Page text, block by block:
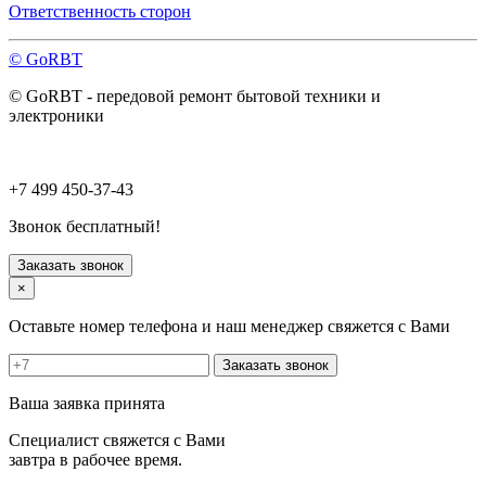
Пересвет
Подольск
Протвино
Пущино
Раменское
Руза
Сергиев Посад
Серпухов
Солнечногорск
Старая Купавна
Ступино
Фрязино
Химки
Хотьково
Чехов
Шатура
Щелково
Щербинка
Ответственность сторон
© GoRBT
© GoRBT - передовой ремонт бытовой техники и
электроники
+7 499 450-37-43
Звонок бесплатный!
Заказать звонок
×
Оставьте номер телефона и наш менеджер свяжется с Вами
Заказать звонок
Ваша заявка принята
Специалист свяжется с Вами
завтра в рабочее время.